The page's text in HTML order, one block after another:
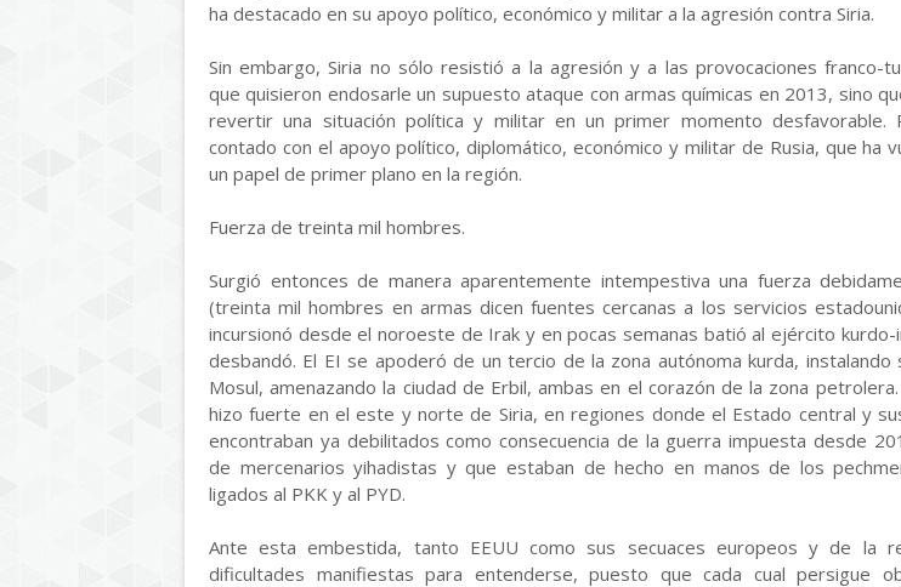
ha destacado en su apoyo político, económico y militar a la agresión contra Siria.
Sin embargo, Siria no sólo resistió a la agresión y a las provocaciones franco-
que quisieron endosarle un supuesto ataque con armas químicas en 2013, sino
revertir una situación política y militar en un primer momento desfavorable.
contado con el apoyo político, diplomático, económico y militar de Rusia, que ha
un papel de primer plano en la región.
Fuerza de treinta mil hombres.
Surgió entonces de manera aparentemente intempestiva una fuerza
(treinta mil hombres en armas dicen fuentes cercanas a los servicios
incursionó desde el noroeste de Irak y en pocas semanas batió al ejército kurdo-
desbandó. El EI se apoderó de un tercio de la zona autónoma kurda, instalando
Mosul, amenazando la ciudad de Erbil, ambas en el corazón de la zona
hizo fuerte en el este y norte de Siria, en regiones donde el Estado central y
encontraban ya debilitados como consecuencia de la guerra impuesta desde
de mercenarios yihadistas y que estaban de hecho en manos de los
ligados al PKK y al PYD.
Ante esta embestida, tanto EEUU como sus secuaces europeos y de la
dificultades manifiestas para entenderse, puesto que cada cual persigue